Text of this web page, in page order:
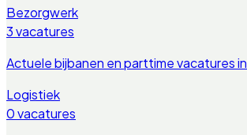
Bezorgwerk
3vacatures
Actuele bijbanen en parttime vacatures in
Logistiek
0vacatures